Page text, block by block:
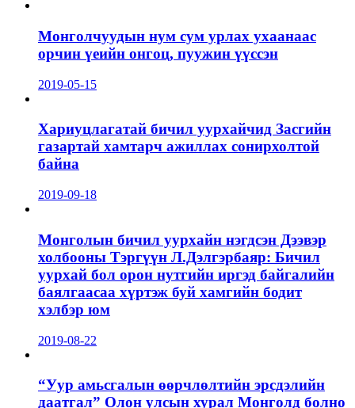
Монголчуудын нум сум урлах ухаанаас
орчин үеийн онгоц, пуужин үүссэн
2019-05-15
Хариуцлагатай бичил уурхайчид Засгийн
газартай хамтарч ажиллах сонирхолтой
байна
2019-09-18
Монголын бичил уурхайн нэгдсэн Дээвэр
холбооны Тэргүүн Л.Дэлгэрбаяр: Бичил
уурхай бол орон нутгийн иргэд байгалийн
баялгаасаа хүртэж буй хамгийн бодит
хэлбэр юм
2019-08-22
“Уур амьсгалын өөрчлөлтийн эрсдэлийн
даатгал” Олон улсын хурал Монголд болно